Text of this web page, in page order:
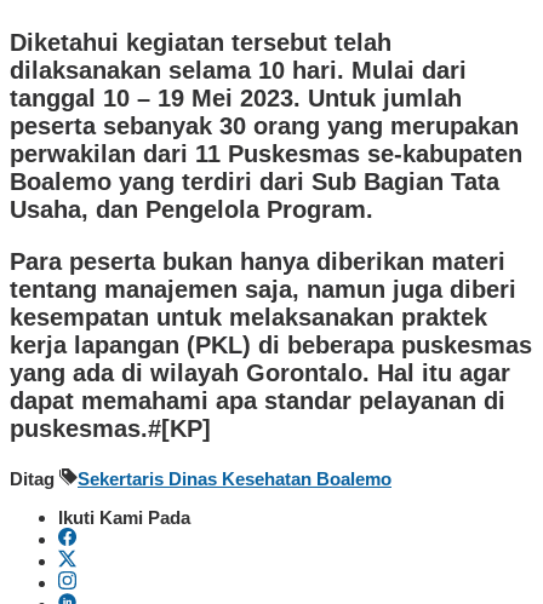
Diketahui kegiatan tersebut telah
dilaksanakan selama 10 hari. Mulai dari
tanggal 10 – 19 Mei 2023. Untuk jumlah
peserta sebanyak 30 orang yang merupakan
perwakilan dari 11 Puskesmas se-kabupaten
Boalemo yang terdiri dari Sub Bagian Tata
Usaha, dan Pengelola Program.
Para peserta bukan hanya diberikan materi
tentang manajemen saja, namun juga diberi
kesempatan untuk melaksanakan praktek
kerja lapangan (PKL) di beberapa puskesmas
yang ada di wilayah Gorontalo. Hal itu agar
dapat memahami apa standar pelayanan di
puskesmas.#[KP]
Ditag
Sekertaris Dinas Kesehatan Boalemo
Ikuti Kami Pada